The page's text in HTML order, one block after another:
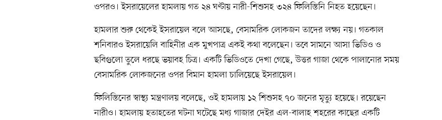
ওপরও। ইসরায়েলের হামলায় গত ২৪ ঘণ্টায় নারী-শিশুসহ ৩২৪ ফিলিস্তিনি নিহত হয়েছেন।
হামলার শুরু থেকেই ইসরায়েল বলে আসছে, বেসামরিক লোকজন তাদের লক্ষ্য নয়। গতকাল
শনিবারও ইসরায়েলি বাহিনীর এক মুখপাত্র একই কথা বলেছেন। তবে সামনে আসা ভিডিও ও
ছবিগুলো তুলে ধরছে ভয়াবহ চিত্র। একটি ভিডিওতে দেখা গেছে, উত্তর গাজা থেকে পালানোর সময়
বেসামরিক লোকজনের ওপর বিমান হামলা চালিয়েছে ইসরায়েল।
ফিলিস্তিনের স্বাস্থ্য মন্ত্রণালয় বলেছে, ওই হামলায় ১২ শিশুসহ ৭০ জনের মৃত্যু হয়েছে। রয়েছেন
নারীও। হামলায় হতাহতের ঘটনা ঘটেছে মধ্য গাজার দেইর এল-বালাহ শহরের কাছের একটি